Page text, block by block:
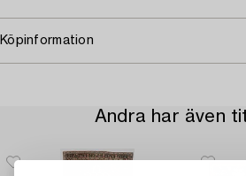
Köpinformation
Andra har även